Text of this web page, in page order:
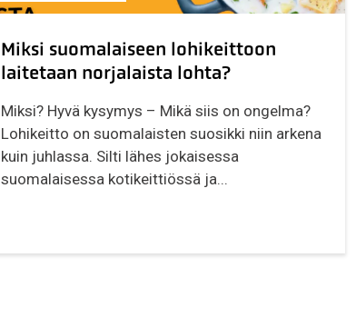
Miksi suomalaiseen lohikeittoon
laitetaan norjalaista lohta?
Miksi? Hyvä kysymys – Mikä siis on ongelma?
Lohikeitto on suomalaisten suosikki niin arkena
kuin juhlassa. Silti lähes jokaisessa
suomalaisessa kotikeittiössä ja...